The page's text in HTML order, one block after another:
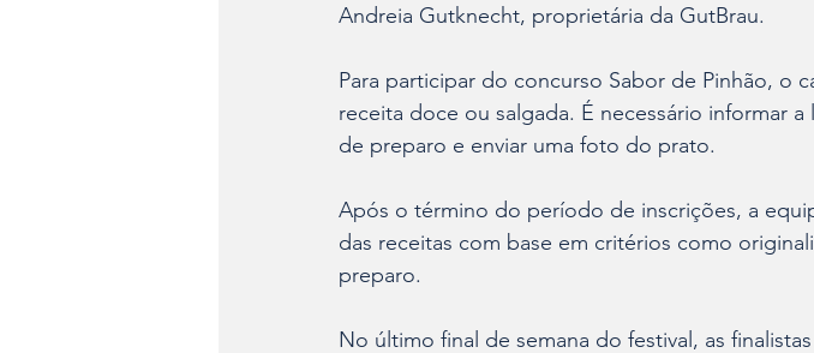
Andreia Gutknecht, proprietária da GutBrau.
Para participar do concurso Sabor de Pinhão, o
receita doce ou salgada. É necessário informar
de preparo e enviar uma foto do prato.
Após o término do período de inscrições, a
das receitas com base em critérios como
preparo.
No último final de semana do festival, as